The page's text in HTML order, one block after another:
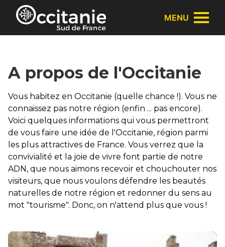
Panneau de gestion des cookies
MENU
A propos de l'Occitanie
Vous habitez en Occitanie (quelle chance !). Vous ne
connaissez pas notre région (enfin ... pas encore).
Voici quelques informations qui vous permettront
de vous faire une idée de l'Occitanie, région parmi
les plus attractives de France. Vous verrez que la
convivialité et la joie de vivre font partie de notre
ADN, que nous aimons recevoir et chouchouter nos
visiteurs, que nous voulons défendre les beautés
naturelles de notre région et redonner du sens au
mot "tourisme". Donc, on n'attend plus que vous !